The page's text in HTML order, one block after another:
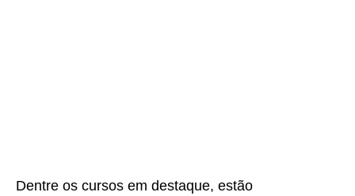
Dentre os cursos em destaque, estão